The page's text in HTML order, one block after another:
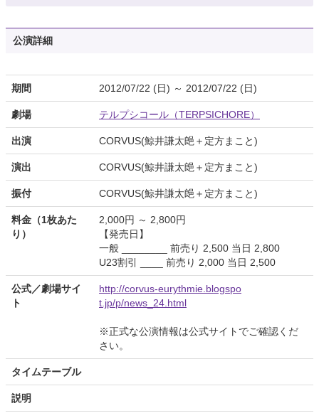
公演詳細
期間 2012/07/22 (日) ～ 2012/07/22 (日)
劇場 テルプシコール（TERPSICHORE）
出演 CORVUS(鯨井謙太郒＋定方まこと)
演出 CORVUS(鯨井謙太郒＋定方まこと)
振付 CORVUS(鯨井謙太郒＋定方まこと)
料金（1枚あた
り）
2,000円 ～ 2,800円
【発売日】
一般 ________ 前売り 2,500 当日 2,800
U23割引 ____ 前売り 2,000 当日 2,500
公式／劇場サイ
ト
http://corvus-eurythmie.blogspo
t.jp/p/news_24.html
※正式な公演情報は公式サイトでご確認くだ
さい。
タイムテーブル
説明